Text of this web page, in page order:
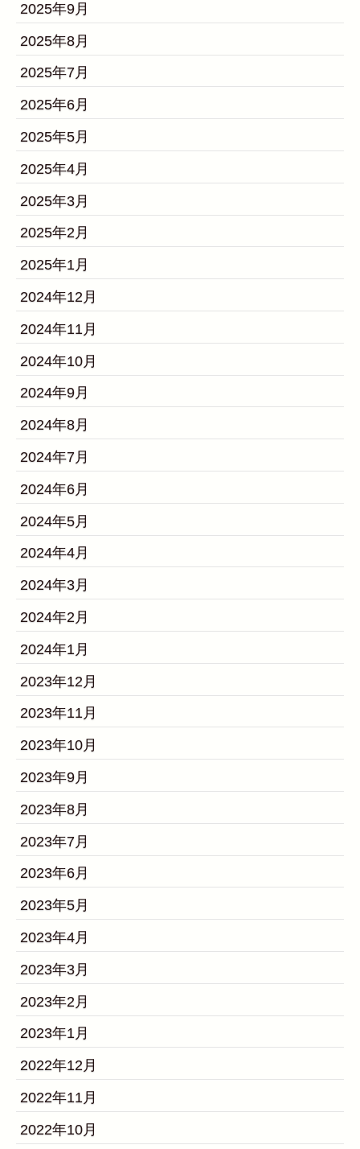
2025年9月
2025年8月
2025年7月
2025年6月
2025年5月
2025年4月
2025年3月
2025年2月
2025年1月
2024年12月
2024年11月
2024年10月
2024年9月
2024年8月
2024年7月
2024年6月
2024年5月
2024年4月
2024年3月
2024年2月
2024年1月
2023年12月
2023年11月
2023年10月
2023年9月
2023年8月
2023年7月
2023年6月
2023年5月
2023年4月
2023年3月
2023年2月
2023年1月
2022年12月
2022年11月
2022年10月